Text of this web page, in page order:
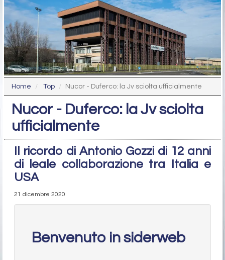
Home Top Nucor - Duferco: la Jv sciolta ufficialmente
Nucor - Duferco: la Jv sciolta
ufficialmente
Il ricordo di Antonio Gozzi di 12 anni
di leale collaborazione tra Italia e
USA
21 dicembre 2020
Benvenuto in siderweb